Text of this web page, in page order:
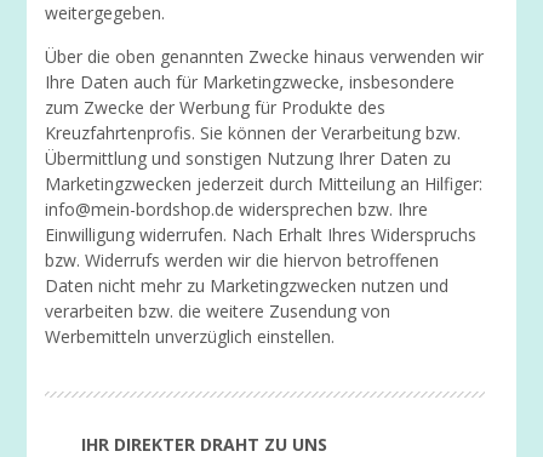
weitergegeben.
Über die oben genannten Zwecke hinaus verwenden wir
Ihre Daten auch für Marketingzwecke, insbesondere
zum Zwecke der Werbung für Produkte des
Kreuzfahrtenprofis. Sie können der Verarbeitung bzw.
Übermittlung und sonstigen Nutzung Ihrer Daten zu
Marketingzwecken jederzeit durch Mitteilung an Hilfiger:
info@mein-bordshop.de widersprechen bzw. Ihre
Einwilligung widerrufen. Nach Erhalt Ihres Widerspruchs
bzw. Widerrufs werden wir die hiervon betroffenen
Daten nicht mehr zu Marketingzwecken nutzen und
verarbeiten bzw. die weitere Zusendung von
Werbemitteln unverzüglich einstellen.
IHR DIREKTER DRAHT ZU UNS